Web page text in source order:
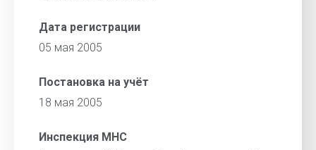
Дата регистрации
05 мая 2005
Постановка на учёт
18 мая 2005
Инспекция МНС